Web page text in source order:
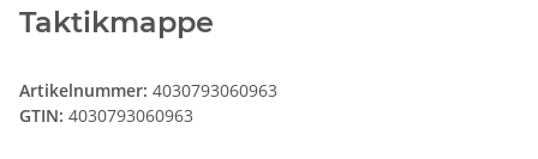
Taktikmappe
Artikelnummer: 4030793060963
GTIN: 4030793060963